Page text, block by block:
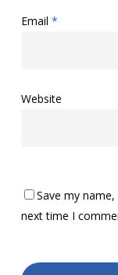
Email *
Website
Save my
next time I